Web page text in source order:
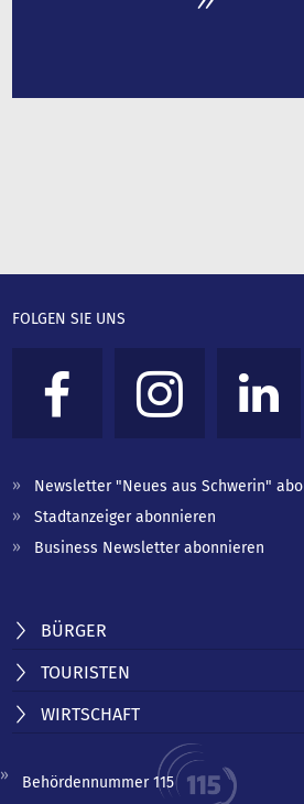
FOLGEN SIE UNS
Newsletter "Neues aus Schwerin"
Stadtanzeiger abonnieren
Business Newsletter abonnieren
BÜRGER
TOURISTEN
WIRTSCHAFT
Behördennummer 115